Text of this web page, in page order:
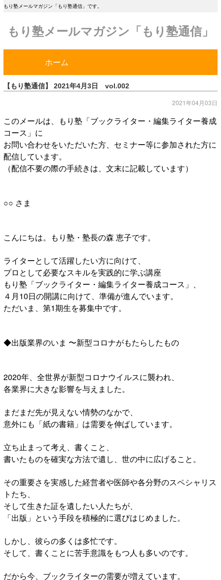
もり塾メールマガジン「もり塾通信」です。
もり塾メールマガジン「もり塾通信」
ホーム
【もり塾通信】 2021年4月3日 vol.002
2021年04月03日
このメールは、もり塾「ブックライター・編集ライター養成
コース」に
お問い合わせをいただいた方、セミナー等に参加された方に
配信しています。
（配信不要の際の手続きは、文末に記載しています）
○○ さま
こんにちは。もり塾・塾長の森 恵子です。
ライターとして活躍したい方に向けて、
プロとして必要なスキルを実践的に学ぶ講座
もり塾「ブックライター・編集ライター養成コース」、
４月10日の開講に向けて、準備が進んでいます。
ただいま、第1期生を募集中です。
◆出版業界のいま 〜新型コロナがもたらしたもの
2020年、全世界が新型コロナウイルスに襲われ、
各業界に大きな影響を与えました。
まだまだ先が見えない情勢のなかで、
意外にも「紙の書籍」は需要を伸ばしています。
立ち止まって考え、書くこと、
書いたものを確実な方法で遺し、世の中に広げること。
その重要さを実感した経営者や医師や各分野のスペシャリス
トたち、
そして生きた証を遺したい人たちが、
「出版」という手段を積極的に選びはじめました。
しかし、彼らの多くは多忙です。
そして、書くことに苦手意識をもつ人も多いのです。
だから今、ブックライターの需要が増えています。